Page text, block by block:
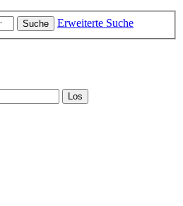
Suche
Erweiterte Suche